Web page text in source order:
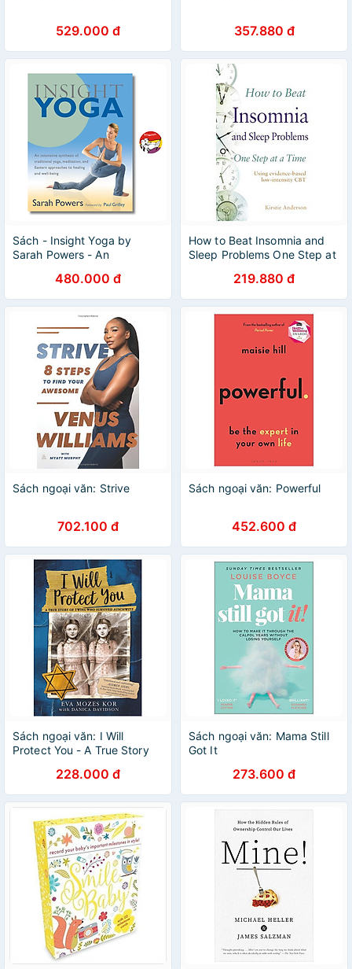
529.000 đ 357.880 đ
Sách - Insight Yoga by
Sarah Powers - An
Traditional Yoga, Meditation
480.000 đ
How to Beat Insomnia and
Sleep Problems One Step at
219.880 đ
Sách ngoại văn: Strive
702.100 đ
Sách ngoại văn: Powerful
452.600 đ
Sách ngoại văn: I Will
Protect You - A True Story
Auschwitz228.000 đ
Sách ngoại văn: Mama Still
Got It
273.600 đ